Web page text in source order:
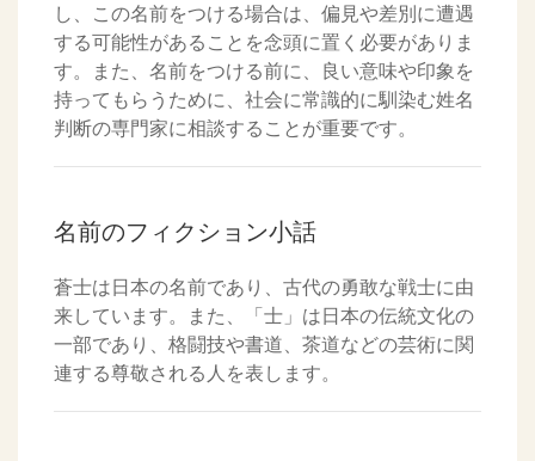
し、この名前をつける場合は、偏見や差別に遭遇
する可能性があることを念頭に置く必要がありま
す。また、名前をつける前に、良い意味や印象を
持ってもらうために、社会に常識的に馴染む姓名
判断の専門家に相談することが重要です。
名前のフィクション小話
蒼士は日本の名前であり、古代の勇敢な戦士に由
来しています。また、「士」は日本の伝統文化の
一部であり、格闘技や書道、茶道などの芸術に関
連する尊敬される人を表します。